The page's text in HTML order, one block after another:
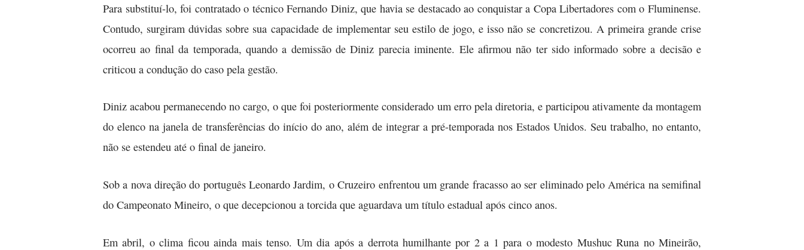
Para substituí-lo, foi contratado o técnico Fernando Diniz, que havia se destacado ao conquistar a Copa Libertadores com o Fluminense.
Contudo, surgiram dúvidas sobre sua capacidade de implementar seu estilo de jogo, e isso não se concretizou. A primeira grande crise
ocorreu ao final da temporada, quando a demissão de Diniz parecia iminente. Ele afirmou não ter sido informado sobre a decisão e
criticou a condução do caso pela gestão.
Diniz acabou permanecendo no cargo, o que foi posteriormente considerado um erro pela diretoria, e participou ativamente da montagem
do elenco na janela de transferências do início do ano, além de integrar a pré-temporada nos Estados Unidos. Seu trabalho, no entanto,
não se estendeu até o final de janeiro.
Sob a nova direção do português Leonardo Jardim, o Cruzeiro enfrentou um grande fracasso ao ser eliminado pelo América na semifinal
do Campeonato Mineiro, o que decepcionou a torcida que aguardava um título estadual após cinco anos.
Em abril, o clima ficou ainda mais tenso. Um dia após a derrota humilhante por 2 a 1 para o modesto Mushuc Runa no Mineirão,